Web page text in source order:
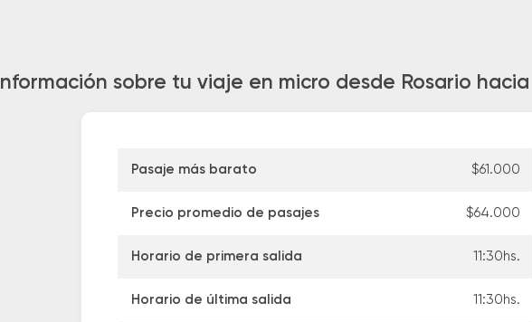
Información sobre tu viaje en micro desde Rosario
Pasaje más barato $61.000
Precio promedio de pasajes $64.000
Horario de primera salida 11:30hs.
Horario de última salida 11:30hs.